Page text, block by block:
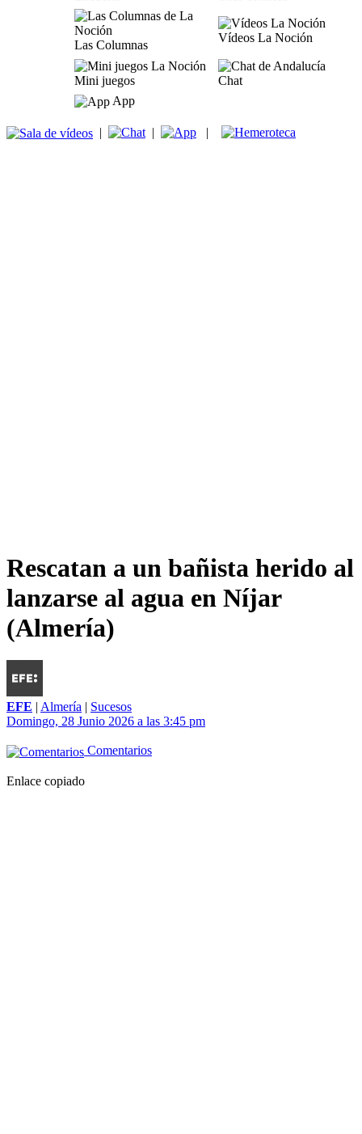
Las Columnas
Vídeos La Noción
Mini juegos
Chat
App
| | |
Rescatan a un bañista herido al
lanzarse al agua en Níjar
(Almería)
EFE | Almería | Sucesos
Domingo, 28 Junio 2026 a las 3:45 pm
Comentarios
Enlace copiado